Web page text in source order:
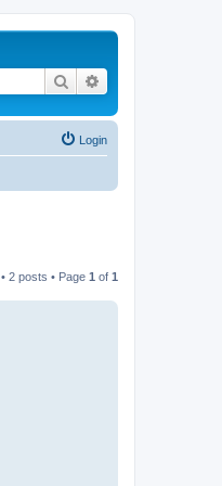
Search
Login
• 2 posts • Page 1 of 1